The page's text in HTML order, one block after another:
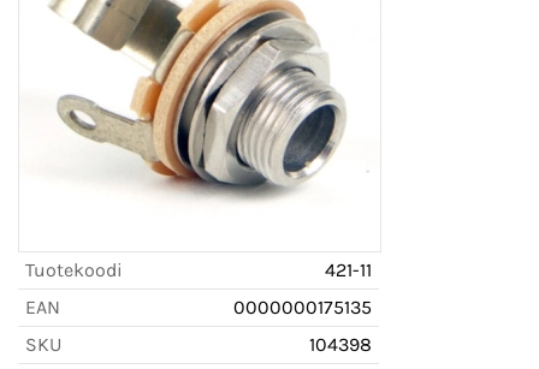
Tuotekoodi
421-11
EAN
0000000175135
SKU
104398